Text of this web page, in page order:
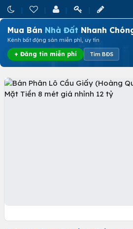
Mua Bán Nhà Đất Nhanh
Kênh bất động sản miễn phí, uy tín
+ Đăng tin miễn phí Tìm BĐS